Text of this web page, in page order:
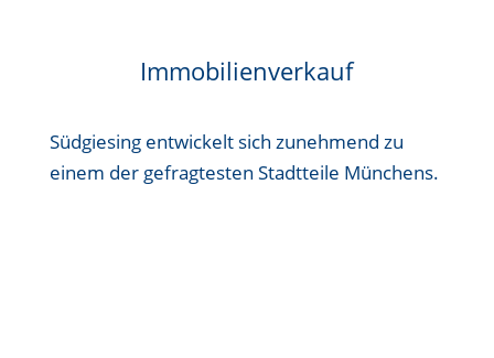
Immobilienverkauf
Südgiesing entwickelt sich zunehmend zu
einem der gefragtesten Stadtteile Münchens.